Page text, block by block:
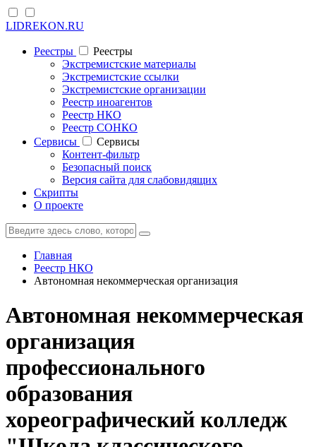
LIDREKON.RU
Реестры
Реестры
Экстремистские материалы
Экстремистские ссылки
Экстремистские организации
Реестр иноагентов
Реестр НКО
Реестр СОНКО
Cервисы
Cервисы
Контент-фильтр
Безопасный поиск
Версия сайта для слабовидящих
Скрипты
О проекте
Главная
Реестр НКО
Автономная некоммерческая организация
Автономная некоммерческая
организация
профессионального
образования
хореографический колледж